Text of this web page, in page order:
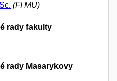
(FI MU)
rady fakulty
rady Masarykovy